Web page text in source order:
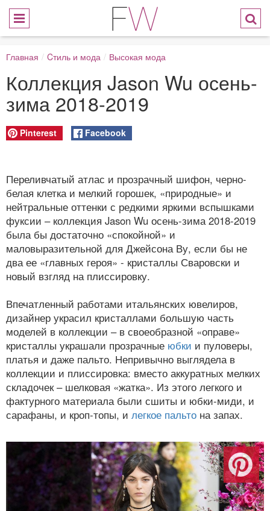
Главная / Cтиль и мода / Высокая мода
Коллекция Jason Wu осень-
зима 2018-2019
Pinterest Facebook
Переливчатый атлас и прозрачный шифон, черно-
белая клетка и мелкий горошек, «природные» и
нейтральные оттенки с редкими яркими вспышками
фуксии – коллекция Jason Wu осень-зима 2018-2019
была бы достаточно «спокойной» и
маловыразительной для Джейсона Ву, если бы не
два ее «главных героя» - кристаллы Сваровски и
новый взгляд на плиссировку.
Впечатленный работами итальянских ювелиров,
дизайнер украсил кристаллами большую часть
моделей в коллекции – в своеобразной «оправе»
кристаллы украшали прозрачные юбки и пуловеры,
платья и даже пальто. Непривычно выглядела в
коллекции и плиссировка: вместо аккуратных мелких
складочек – шелковая «жатка». Из этого легкого и
фактурного материала были сшиты и юбки-миди, и
сарафаны, и кроп-топы, и легкое пальто на запах.